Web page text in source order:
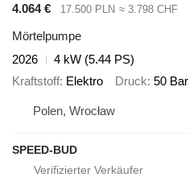
4.064 € 17.500 PLN ≈ 3.798 CHF
Mörtelpumpe
2026
4 kW (5.44 PS)
Kraftstoff Elektro Druck 50 Bar
Polen, Wrocław
SPEED-BUD